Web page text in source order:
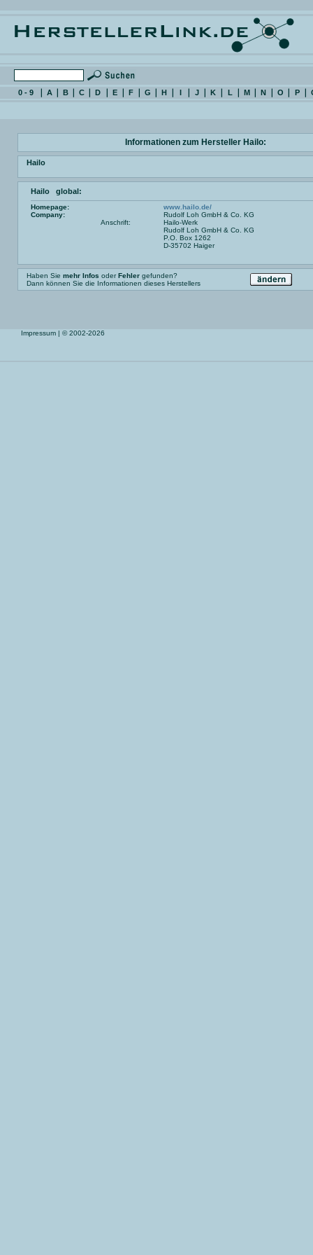
0 - 9 A B C D E F G H I J K L M N O P
Informationen zum Hersteller Hailo:
Hailo
Hailo global:
Homepage:
www.hailo.de/
Company:
Rudolf Loh GmbH & Co. KG
Anschrift:
Hailo-Werk
Rudolf Loh GmbH & Co. KG
P.O. Box 1262
D-35702 Haiger
Haben Sie mehr Infos oderFehler gefunden?
Dann können Sie die Informationen dieses Herstellers
Impressum | © 2002-2026